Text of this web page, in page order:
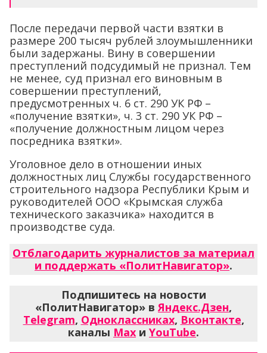
После передачи первой части взятки в
размере 200 тысяч рублей злоумышленники
были задержаны. Вину в совершении
преступлений подсудимый не признал. Тем
не менее, суд признал его виновным в
совершении преступлений,
предусмотренных ч. 6 ст. 290 УК РФ –
«получение взятки», ч. 3 ст. 290 УК РФ –
«получение должностным лицом через
посредника взятки».
Уголовное дело в отношении иных
должностных лиц Службы государственного
строительного надзора Республики Крым и
руководителей ООО «Крымская служба
технического заказчика» находится в
производстве суда.
Отблагодарить журналистов за материал
и поддержать «ПолитНавигатор».
Подпишитесь на новости
«ПолитНавигатор» вЯндекс.Дзен,
Telegram, Одноклассниках, Вконтакте,
каналы Max и YouTube.